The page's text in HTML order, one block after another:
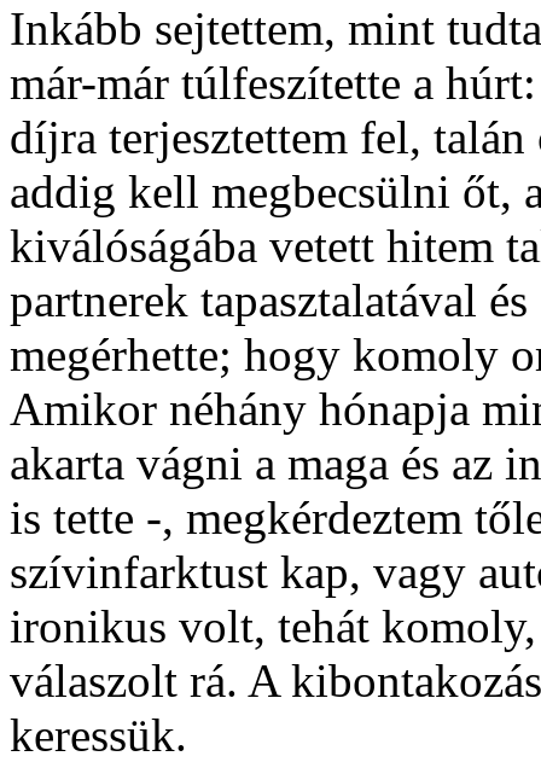
Inkább sejtettem, mint
már-már túlfeszítette a
díjra terjesztettem fel,
addig kell megbecsülni őt,
kiválóságába vetett hitem
partnerek tapasztalatával
megérhette; hogy komoly
Amikor néhány hónapja
akarta vágni a maga és az
is tette -, megkérdeztem
szívinfarktust kap, vagy
ironikus volt, tehát
válaszolt rá. A
keressük.